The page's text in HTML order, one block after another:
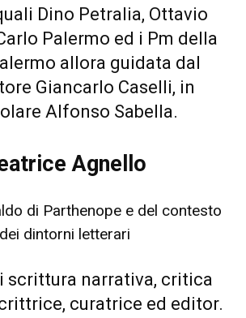
Dino Petralia, Ottavio
Palermo ed i Pm della
allora guidata dal
Giancarlo Caselli, in
Alfonso Sabella.
Agnello
scrittura narrativa, critica
curatrice ed editor.